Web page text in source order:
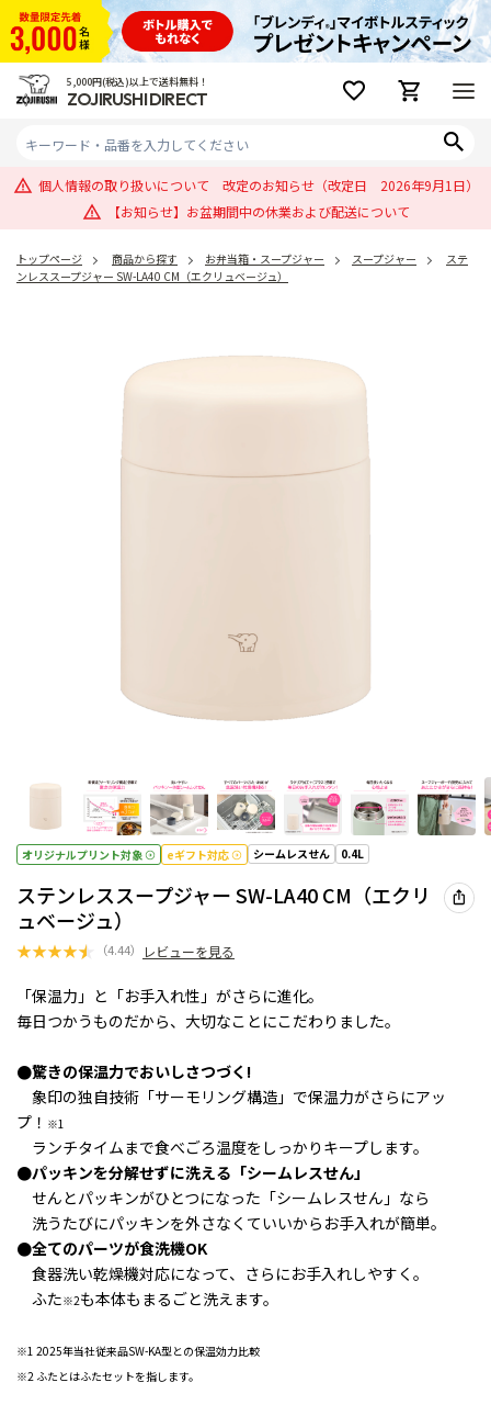
5,000円(税込)以上で送料無料！
ZOJIRUSHI DIRECT
個人情報の取り扱いについて 改定のお知らせ（改定日 2026年9月1日）
【お知らせ】お盆期間中の休業および配送について
トップページ 商品から探す お弁当箱・スープジャー スープジャー
ステ
ンレススープジャー SW-LA40 CM（エクリュベージュ）
オリジナルプリント対象 eギフト対応 シームレスせん 0.4L
ステンレススープジャー SW-LA40 CM（エクリ
ュベージュ）
★★★★★ （4.44） レビューを見る
「保温力」と「お手入れ性」がさらに進化。
毎日つかうものだから、大切なことにこだわりました。
●驚きの保温力でおいしさつづく!
象印の独自技術「サーモリング構造」で保温力がさらにアッ
プ！ ※1
ランチタイムまで食べごろ温度をしっかりキープします。
●パッキンを分解せずに洗える「シームレスせん」
せんとパッキンがひとつになった「シームレスせん」なら
洗うたびにパッキンを外さなくていいからお手入れが簡単。
●全てのパーツが食洗機OK
食器洗い乾燥機対応になって、さらにお手入れしやすく。
ふた※2も本体もまるごと洗えます。
※1 2025年当社従来品SW-KA型との保温効力比較
※2 ふたとはふたセットを指します。